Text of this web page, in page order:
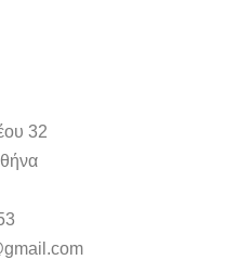
32